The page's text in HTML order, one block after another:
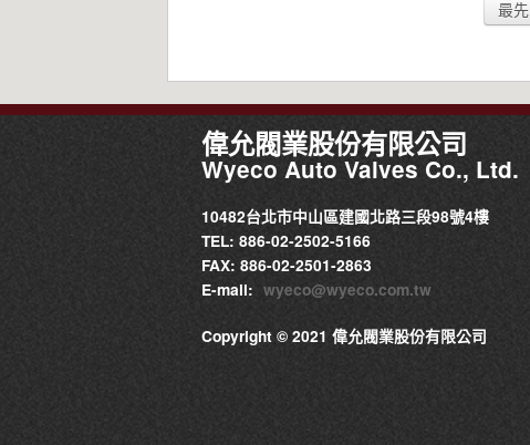
最先
偉允閥業股份有限公司
Wyeco Auto Valves Co., Ltd.
10482台北市中山區建國北路三段98號4樓
TEL: 886-02-2502-5166
FAX: 886-02-2501-2863
E-mail: wyeco@wyeco.com.tw
Copyright © 2021 偉允閥業股份有限公司